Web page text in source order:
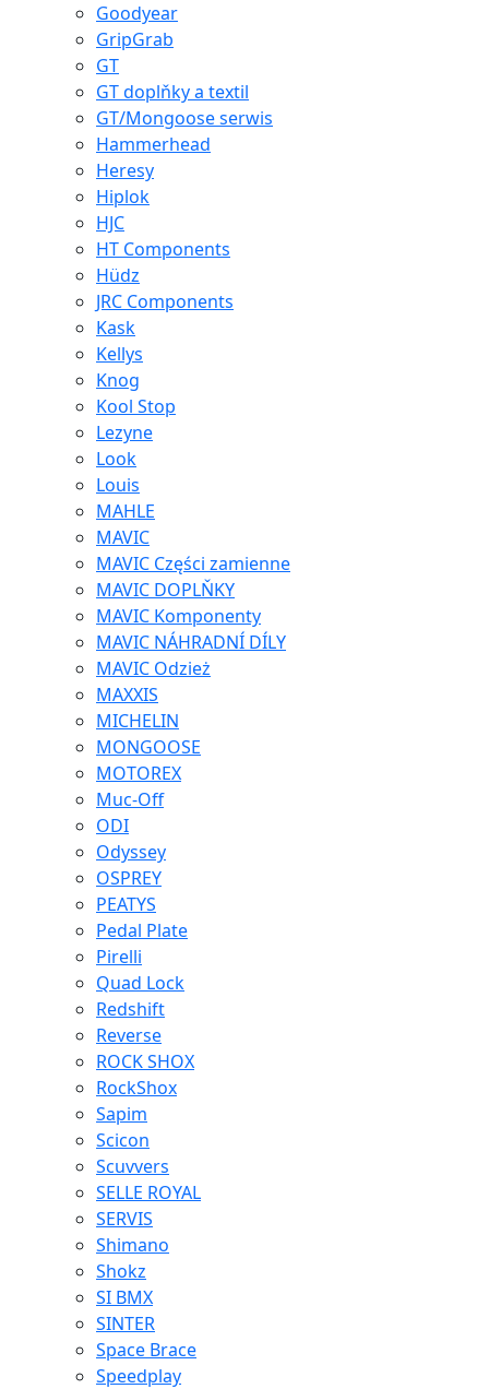
Goodyear
GripGrab
GT
GT doplňky a textil
GT/Mongoose serwis
Hammerhead
Heresy
Hiplok
HJC
HT Components
Hüdz
JRC Components
Kask
Kellys
Knog
Kool Stop
Lezyne
Look
Louis
MAHLE
MAVIC
MAVIC Części zamienne
MAVIC DOPLŇKY
MAVIC Komponenty
MAVIC NÁHRADNÍ DÍLY
MAVIC Odzież
MAXXIS
MICHELIN
MONGOOSE
MOTOREX
Muc-Off
ODI
Odyssey
OSPREY
PEATYS
Pedal Plate
Pirelli
Quad Lock
Redshift
Reverse
ROCK SHOX
RockShox
Sapim
Scicon
Scuvvers
SELLE ROYAL
SERVIS
Shimano
Shokz
SI BMX
SINTER
Space Brace
Speedplay